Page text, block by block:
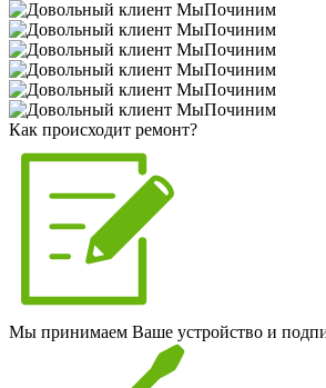
Как происходит ремонт?
Мы принимаем Ваше устройство и